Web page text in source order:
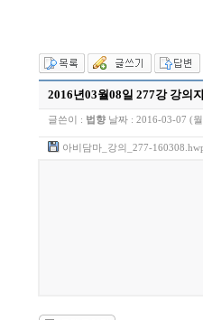
2016년03월08일 277강 강의
글쓴이 : 법향 날짜 : 2016-03-07 (
아비담마_강의_277-